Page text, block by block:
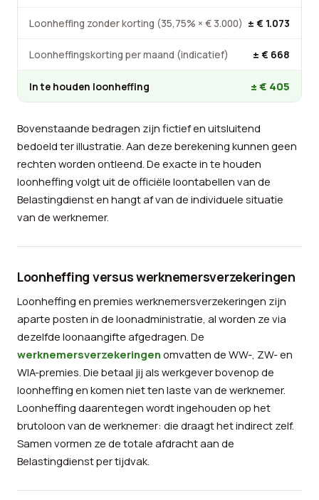
Loonheffing zonder korting (35,75% × € 3.000) ± € 1.073
Loonheffingskorting per maand (indicatief) ± € 668
In te houden loonheffing ± € 405
Bovenstaande bedragen zijn fictief en uitsluitend
bedoeld ter illustratie. Aan deze berekening kunnen geen
rechten worden ontleend. De exacte in te houden
loonheffing volgt uit de officiële loontabellen van de
Belastingdienst en hangt af van de individuele situatie
van de werknemer.
Loonheffing versus werknemersverzekeringen
Loonheffing en premies werknemersverzekeringen zijn
aparte posten in de loonadministratie, al worden ze via
dezelfde loonaangifte afgedragen. De
werknemersverzekeringen omvatten de WW-, ZW- en
WIA-premies. Die betaal jij als werkgever bovenop de
loonheffing en komen niet ten laste van de werknemer.
Loonheffing daarentegen wordt ingehouden op het
brutoloon van de werknemer: die draagt het indirect zelf.
Samen vormen ze de totale afdracht aan de
Belastingdienst per tijdvak.